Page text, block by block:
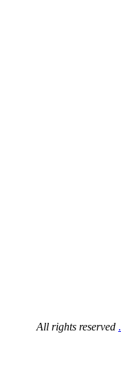
.
All rights reserved